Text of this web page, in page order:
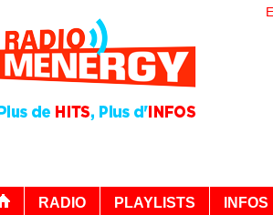
RADIO PLAYLISTS INFOS